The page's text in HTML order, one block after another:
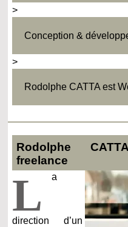
>
Conception &
>
Rodolphe CATTA est
Rodolphe
freelance
L a
direction d’un